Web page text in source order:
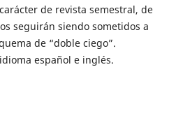
de revista semestral, de
seguirán siendo sometidos a
de “doble ciego”.
español e inglés.